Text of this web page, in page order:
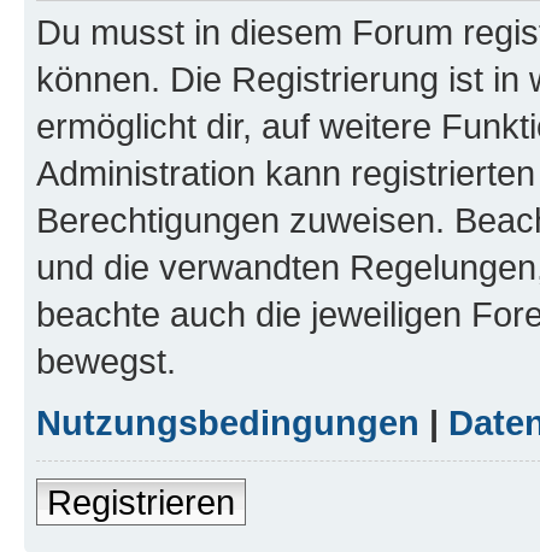
Du musst in diesem Forum
können. Die Registrierung ist in
ermöglicht dir, auf weitere
Administration kann
Berechtigungen zuweisen.
und die verwandten
beachte auch die jeweiligen
bewegst.
Nutzungsbedingungen |
Registrieren